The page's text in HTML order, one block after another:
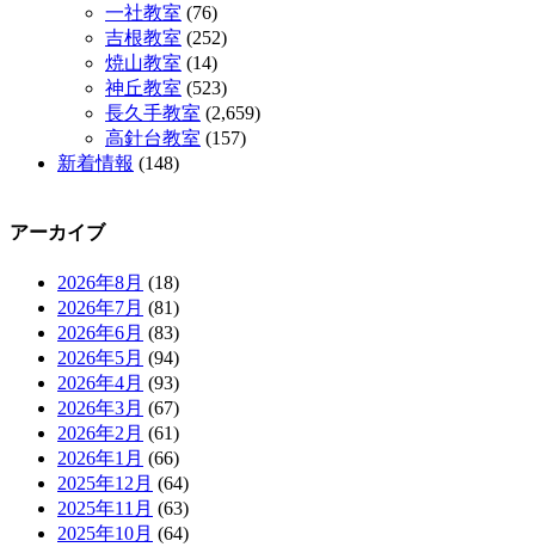
一社教室 (76)
吉根教室 (252)
焼山教室 (14)
神丘教室 (523)
長久手教室 (2,659)
高針台教室 (157)
新着情報 (148)
アーカイブ
2026年8月 (18)
2026年7月 (81)
2026年6月 (83)
2026年5月 (94)
2026年4月 (93)
2026年3月 (67)
2026年2月 (61)
2026年1月 (66)
2025年12月 (64)
2025年11月 (63)
2025年10月 (64)